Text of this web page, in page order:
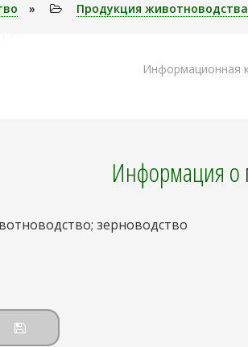
» Продукция животноводства
Информационная
Информация о
зерноводство